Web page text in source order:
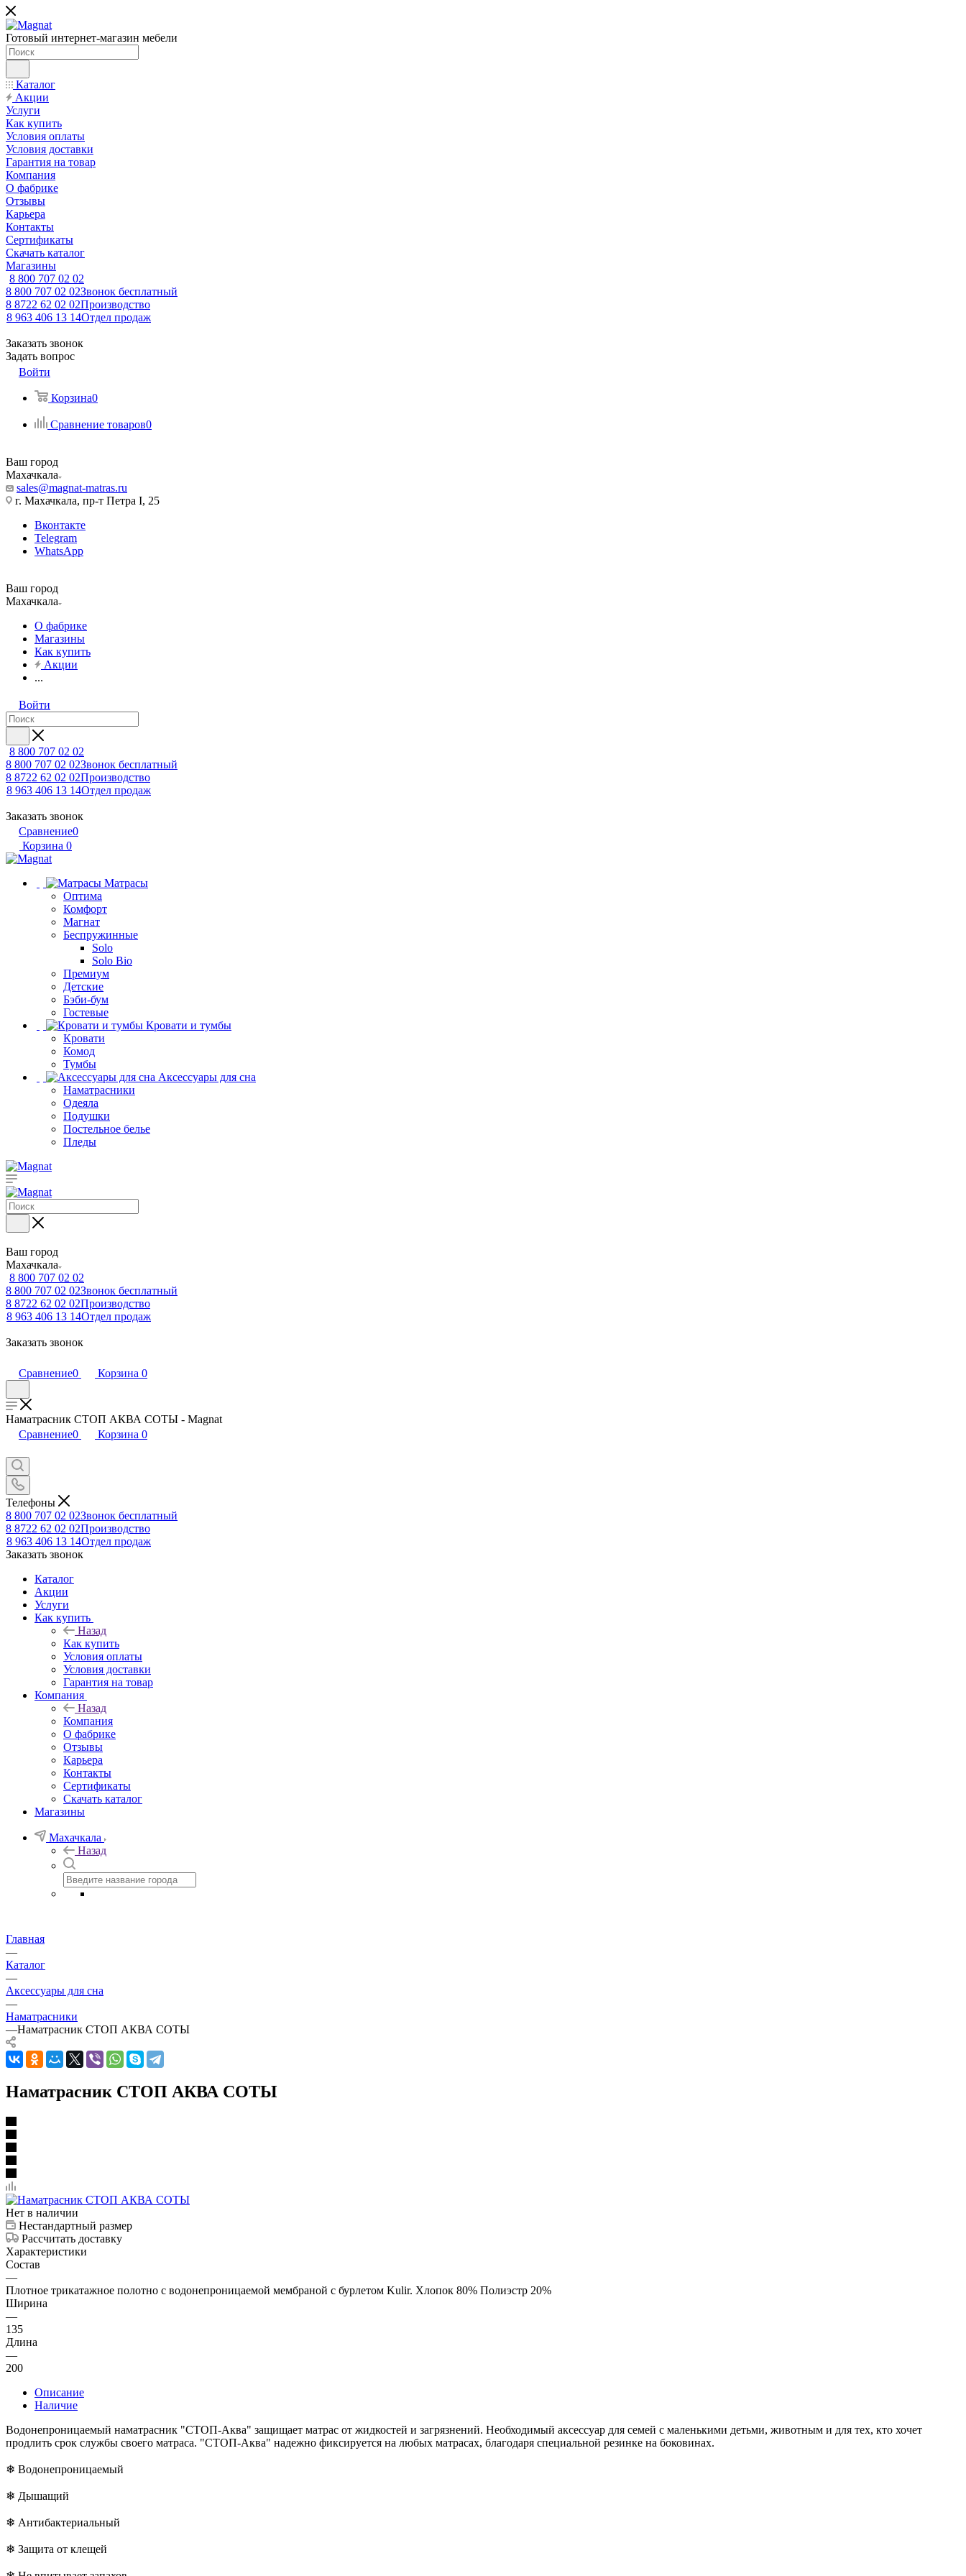
Готовый интернет-магазин мебели
Каталог
Акции
Услуги
Как купить
Условия оплаты
Условия доставки
Гарантия на товар
Компания
О фабрике
Отзывы
Карьера
Контакты
Сертификаты
Скачать каталог
Магазины
8 800 707 02 02
8 800 707 02 02Звонок бесплатный
8 8722 62 02 02Производство
8 963 406 13 14Отдел продаж
Заказать звонок
Задать вопрос
Войти
Корзина0
Сравнение товаров0
Ваш город
Махачкала
sales@magnat-matras.ru
г. Махачкала, пр-т Петра I, 25
Вконтакте
Telegram
WhatsApp
Ваш город
Махачкала
О фабрике
Магазины
Как купить
Акции
...
Войти
8 800 707 02 02
8 800 707 02 02Звонок бесплатный
8 8722 62 02 02Производство
8 963 406 13 14Отдел продаж
Заказать звонок
Сравнение0
Корзина 0
Матрасы
Оптима
Комфорт
Магнат
Беспружинные
Solo
Solo Bio
Премиум
Детские
Бэби-бум
Гостевые
Кровати и тумбы
Кровати
Комод
Тумбы
Аксессуары для сна
Наматрасники
Одеяла
Подушки
Постельное белье
Пледы
Ваш город
Махачкала
8 800 707 02 02
8 800 707 02 02Звонок бесплатный
8 8722 62 02 02Производство
8 963 406 13 14Отдел продаж
Заказать звонок
Сравнение0 Корзина 0
Наматрасник СТОП АКВА СОТЫ - Magnat
Сравнение0 Корзина 0
Телефоны
8 800 707 02 02Звонок бесплатный
8 8722 62 02 02Производство
8 963 406 13 14Отдел продаж
Заказать звонок
Каталог
Акции
Услуги
Как купить
Назад
Как купить
Условия оплаты
Условия доставки
Гарантия на товар
Компания
Назад
Компания
О фабрике
Отзывы
Карьера
Контакты
Сертификаты
Скачать каталог
Магазины
Махачкала
Назад
Главная
—
Каталог
—
Аксессуары для сна
—
Наматрасники
—Наматрасник СТОП АКВА СОТЫ
Наматрасник СТОП АКВА СОТЫ
Нет в наличии
Нестандартный размер
Рассчитать доставку
Характеристики
Состав
—
Плотное трикатажное полотно с водонепроницаемой мембраной с бурлетом Kulir. Хлопок 80% Полиэстр 20%
Ширина
—
135
Длина
—
200
Описание
Наличие
Водонепроницаемый наматрасник "СТОП-Аква" защищает матрас от жидкостей и загрязнений. Необходимый аксессуар для семей с маленькими детьми, животным и для тех, кто хочет
продлить срок службы своего матраса. "СТОП-Аква" надежно фиксируется на любых матрасах, благодаря специальной резинке на боковинах.
❄ Водонепроницаемый
❄ Дышащий
❄ Антибактериальный
❄ Защита от клещей